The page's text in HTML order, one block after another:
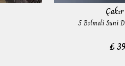
5 Bölmeli Suni
₺